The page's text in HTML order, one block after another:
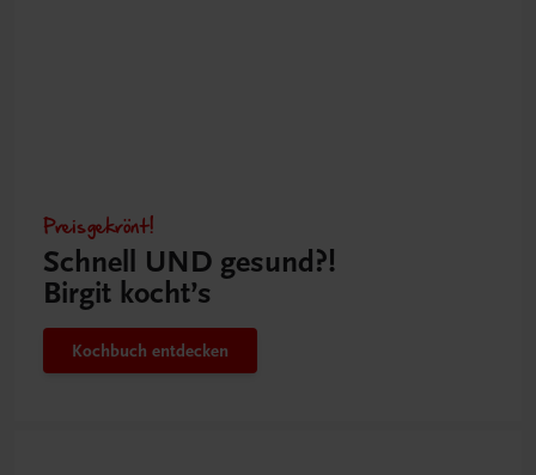
Preisgekrönt!
Schnell UND gesund?!
Birgit kocht’s
Kochbuch entdecken